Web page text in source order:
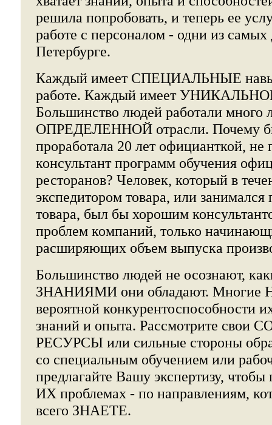
решила попробовать, и теперь ее
работе с персоналом - одни из самых
Петербурге.
Каждый имеет СПЕЦИАЛЬНЫЕ
работе. Каждый имеет
Большинство людей работали много
ОПРЕДЕЛЕННОЙ отрасли. Почему
проработала 20 лет официанткой, не
консультант программ обучения
ресторанов? Человек, который в
экспедитором товара, или
товара, был бы хорошим
проблем компаний, только
расширяющих объем выпуска
Большинство людей не осознают,
ЗНАНИЯМИ они обладают.
вероятной конкурентоспособности
знаний и опыта. Рассмотрите
РЕСУРСЫ или сильные стороны
со специальным обучением или
предлагайте Вашу экспертизу,
ИХ проблемах - по направлениям,
всего ЗНАЕТЕ.